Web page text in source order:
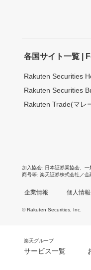
各国サイト一覧 |
Rakuten Securities
Rakuten Securities
Rakuten Trade(マレ
加入協会 日本証券業協会 一
商号等 楽天証券株式会社／
企業情報 個人情
© Rakuten Securities, Inc.
楽天グループ
サービス一覧